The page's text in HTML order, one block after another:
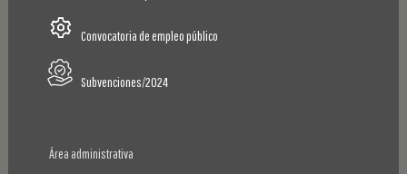
Convocatoria de empleo público
Subvenciones/2024
Área administrativa